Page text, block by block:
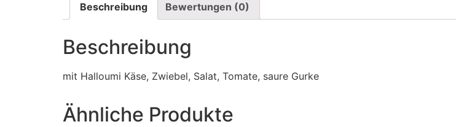
Beschreibung Bewertungen (0)
Beschreibung
mit Halloumi Käse, Zwiebel, Salat, Tomate, saure Gurke
Ähnliche Produkte